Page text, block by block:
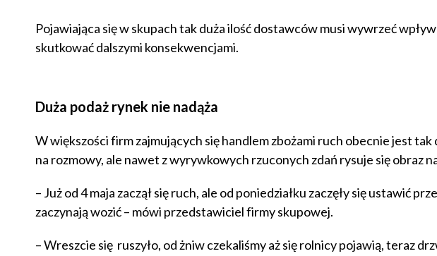
Pojawiająca się w skupach tak duża ilość dostawców musi wywrzeć
skutkować dalszymi konsekwencjami.
Duża podaż rynek nie nadąża
W większości firm zajmujących się handlem zbożami ruch obecnie jest
na rozmowy, ale nawet z wyrywkowych rzuconych zdań rysuje się obraz
– Już od 4 maja zaczął się ruch, ale od poniedziałku zaczęły się ustawić
zaczynają wozić – mówi przedstawiciel firmy skupowej.
– Wreszcie się ruszyło, od żniw czekaliśmy aż się rolnicy pojawią, teraz